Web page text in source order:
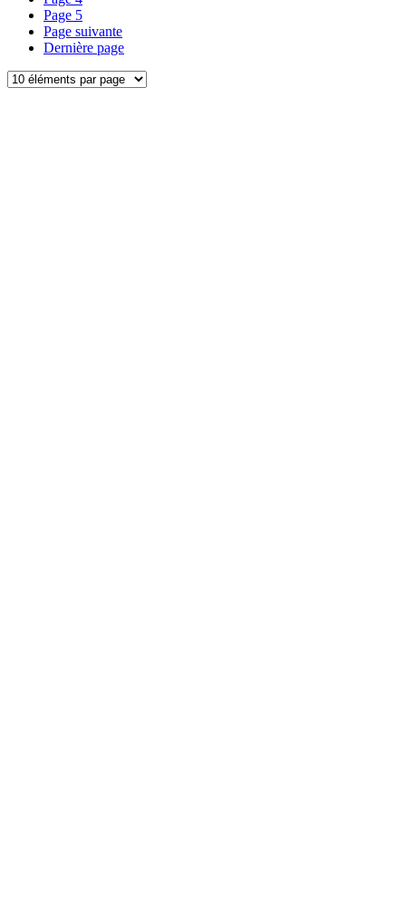
Page 5
Page suivante
Dernière page